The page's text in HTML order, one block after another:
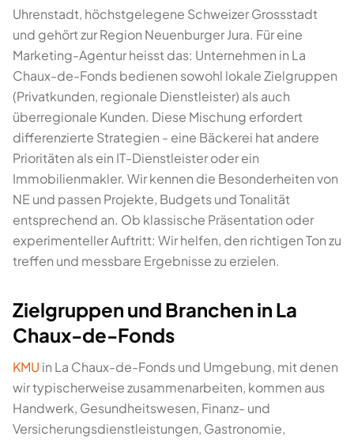
Uhrenstadt, höchstgelegene Schweizer Grossstadt
und gehört zur Region Neuenburger Jura. Für eine
Marketing-Agentur heisst das: Unternehmen in La
Chaux-de-Fonds bedienen sowohl lokale Zielgruppen
(Privatkunden, regionale Dienstleister) als auch
überregionale Kunden. Diese Mischung erfordert
differenzierte Strategien - eine Bäckerei hat andere
Prioritäten als ein IT-Dienstleister oder ein
Immobilienmakler. Wir kennen die Besonderheiten von
NE und passen Projekte, Budgets und Tonalität
entsprechend an. Ob klassische Präsentation oder
experimenteller Auftritt: Wir helfen, den richtigen Ton zu
treffen und messbare Ergebnisse zu erzielen.
Zielgruppen und Branchen in La
Chaux-de-Fonds
KMU in La Chaux-de-Fonds und Umgebung, mit denen
wir typischerweise zusammenarbeiten, kommen aus
Handwerk, Gesundheitswesen, Finanz- und
Versicherungsdienstleistungen, Gastronomie,